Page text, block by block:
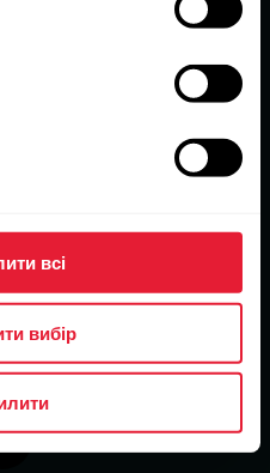
всі
вибір
почати просто зараз,
Датчики Polar бездоганно
і підходять геть усім.